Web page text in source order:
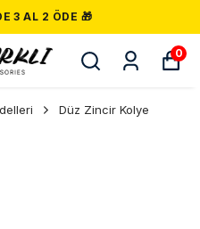
3 AL 2 ÖDE 🎁
0
Düz Zincir Kolye